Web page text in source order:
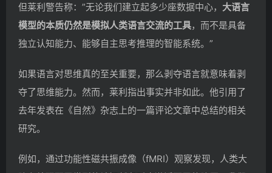
但莱利警告称：”无论我们建立起多少座数据中心， 大语言
模型的本质仍然是模拟人类语言交流的工具，而不是具备
独立认知能力、能够自主思考推理的智能系统。”
如果语言对思维真的至关重要，那么剥夺语言就意味着剥
夺了思维能力。然而，莱利指出事实并非如此。他引用了
去年发表在《自然》杂志上的一篇评论文章中总结的相关
研究。
例如，通过功能性磁共振成像（fMRI）观察发现，人类大